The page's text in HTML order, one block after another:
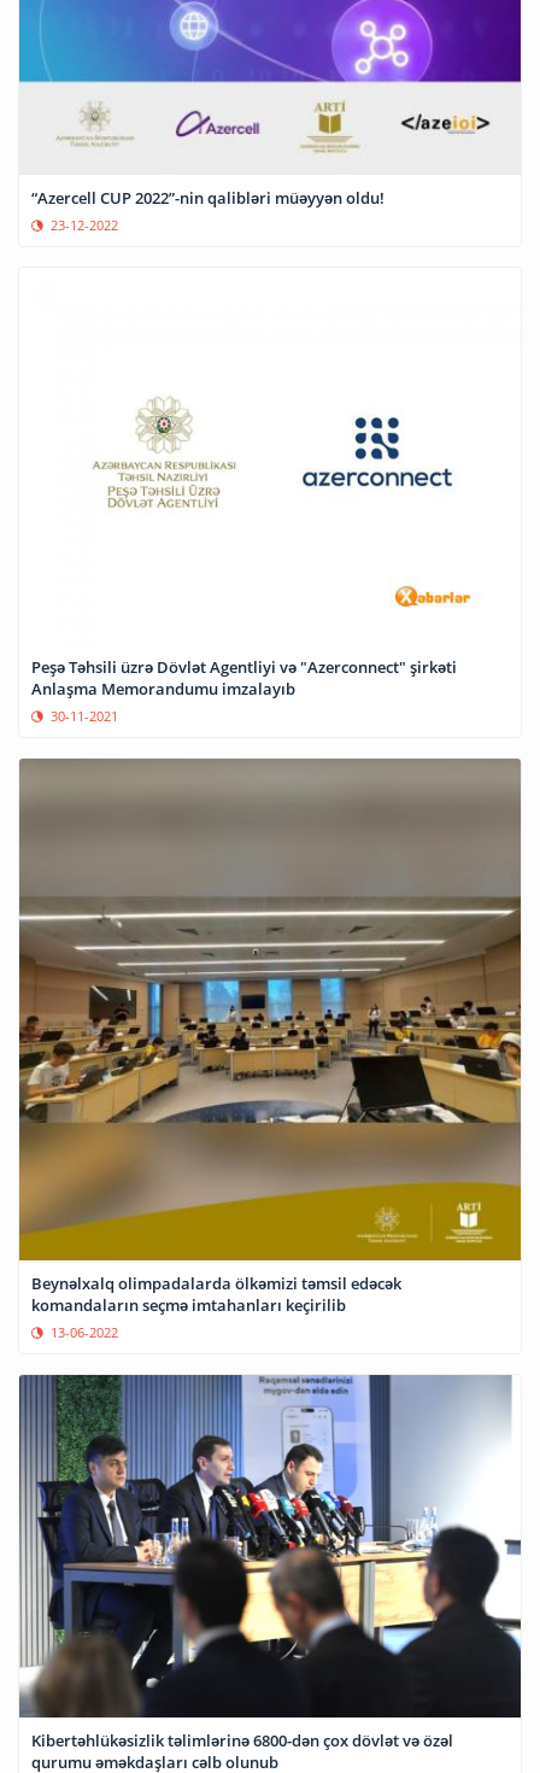
“Azercell CUP 2022”-nin qalibləri müəyyən oldu!
23-12-2022
Peşə Təhsili üzrə Dövlət Agentliyi və "Azerconnect" şirkəti
Anlaşma Memorandumu imzalayıb
30-11-2021
Beynəlxalq olimpadalarda ölkəmizi təmsil edəcək
komandaların seçmə imtahanları keçirilib
13-06-2022
Kibertəhlükəsizlik təlimlərinə 6800-dən çox dövlət və özəl
qurumu əməkdaşları cəlb olunub